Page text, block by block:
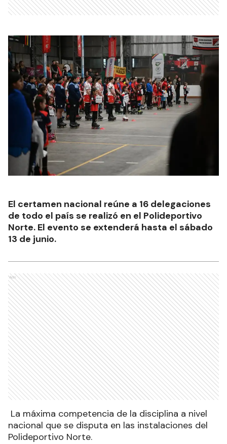
El certamen nacional reúne a 16 delegaciones
de todo el país se realizó en el Polideportivo
Norte. El evento se extenderá hasta el sábado
13 de junio.
Ads
La máxima competencia de la disciplina a nivel
nacional que se disputa en las instalaciones del
Polideportivo Norte.